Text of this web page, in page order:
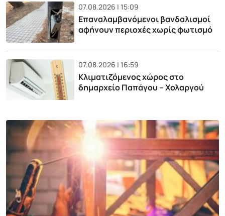
07.08.2026 | 15:09
Επαναλαμβανόμενοι βανδαλισμοί
αφήνουν περιοχές χωρίς φωτισμό
07.08.2026 | 16:59
Κλιματιζόμενος χώρος στο
δημαρχείο Παπάγου – Χολαργού